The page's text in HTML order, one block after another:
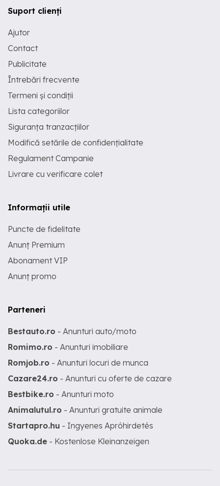
Suport clienți
Ajutor
Contact
Publicitate
Întrebări frecvente
Termeni și condiții
Lista categoriilor
Siguranța tranzacțiilor
Modifică setările de confidențialitate
Regulament Campanie
Livrare cu verificare colet
Informații utile
Puncte de fidelitate
Anunț Premium
Abonament VIP
Anunț promo
Parteneri
Bestauto.ro - Anunturi auto/moto
Romimo.ro - Anunturi imobiliare
Romjob.ro - Anunturi locuri de munca
Cazare24.ro - Anunturi cu oferte de cazare
Bestbike.ro - Anunturi moto
Animalutul.ro - Anunturi gratuite animale
Startapro.hu - Ingyenes Apróhirdetés
Quoka.de - Kostenlose Kleinanzeigen